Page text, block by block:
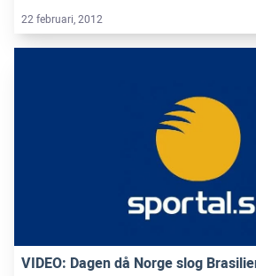
22 februari, 2012
VIDEO: Dagen då Norge slog